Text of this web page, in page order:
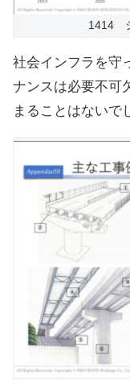
1414
社会インフラを守
ナンスは必要不可
まることはないで